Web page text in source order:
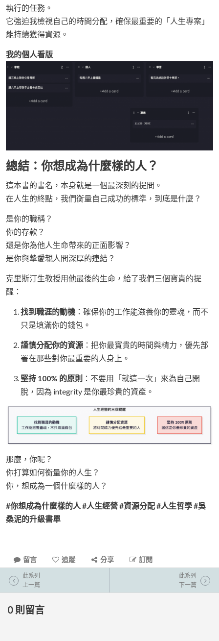
執行的任務。
它強迫我檢視自己的時間分配，確保最重要的「人生專案」
能持續獲得資源。
我的個人看版
總結：你想成為什麼樣的人？
這本書的書名，本身就是一個最深刻的提問。
在人生的終點，我們衡量自己成功的標準，到底是什麼？
是你的職稱？
你的存款？
還是你為他人生命帶來的正面影響？
是你與摯愛親人間深厚的連結？
克里斯汀生教授用他最後的生命，給了我們三個寶貴的提
醒：
找到職涯的動機 ：確保你的工作能滋養你的靈魂，而不
只是填滿你的錢包。
謹慎分配你的資源 ：把你最寶貴的時間與精力，優先部
署在那些對你最重要的人身上。
堅持 100% 的原則 ：不要用「就這一次」來為自己開
脫，因為 integrity 是你最珍貴的資產。
那麼，你呢？
你打算如何衡量你的人生？
你，想成為一個什麼樣的人？
#你想成為什麼樣的人 #人生經營 #資源分配 #人生哲學 #吳
桑泥的升級書單
留言 追蹤 分享 訂閱
此系列
上一篇
此系列
下一篇
0 則留言